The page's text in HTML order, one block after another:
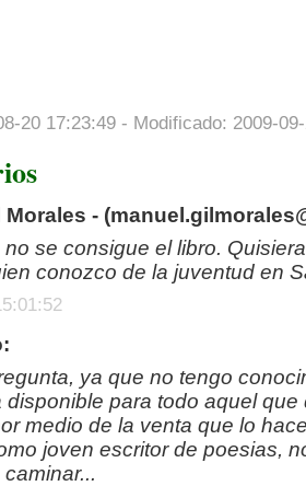
20 17:23:49 - Modificado: 2009-
Morales - (
se consigue el libro.
conozco de la juventud en
ya que no tengo
disponible para todo aquel que
medio de la venta que lo
joven escritor de poesias,